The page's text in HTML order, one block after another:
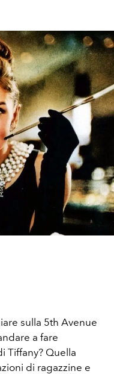
sulla 5th Avenue
a fare
Tiffany? Quella
di ragazzine e